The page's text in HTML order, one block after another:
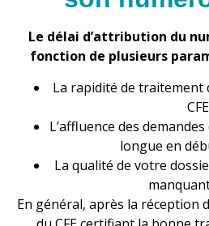
Le délai d’attribution du
fonction de plusieurs
La rapidité de traitement
CFE
L’affluence des
longue en
La qualité de votre
En général, après la réception